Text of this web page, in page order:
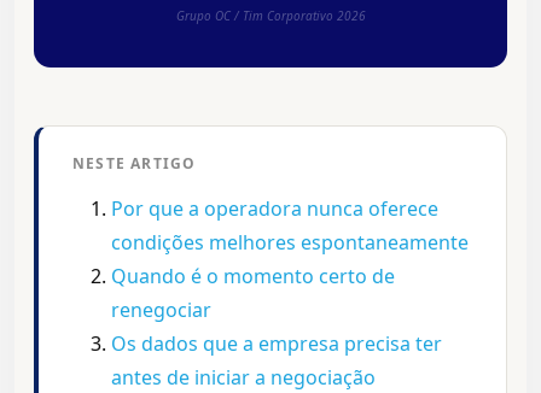
Grupo OC / Tim Corporativo 2026
NESTE ARTIGO
Por que a operadora nunca oferece
condições melhores espontaneamente
Quando é o momento certo de
renegociar
Os dados que a empresa precisa ter
antes de iniciar a negociação